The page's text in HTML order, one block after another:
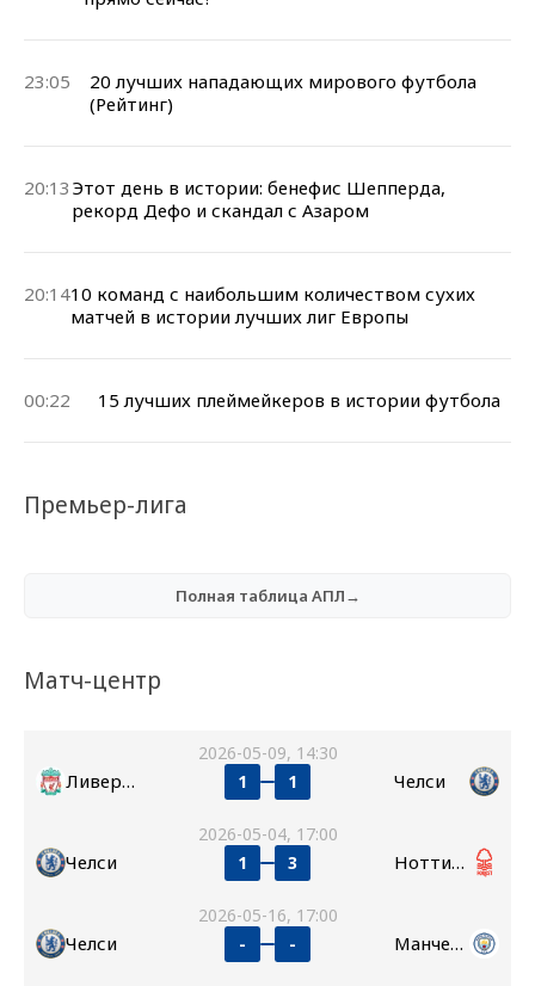
23:05
20 лучших нападающих мирового футбола
(Рейтинг)
20:13 Этот день в истории: бенефис Шепперда,
рекорд Дефо и скандал с Азаром
20:1410 команд с наибольшим количеством сухих
матчей в истории лучших лиг Европы
00:22 15 лучших плеймейкеров в истории футбола
Премьер-лига
Полная таблица АПЛ→
Матч-центр
2026-05-09, 14:30
Ливерпуль 1 1 Челси
2026-05-04, 17:00
Челси 1 3 Ноттингем Форест
2026-05-16, 17:00
Челси - - Манчестер Сити